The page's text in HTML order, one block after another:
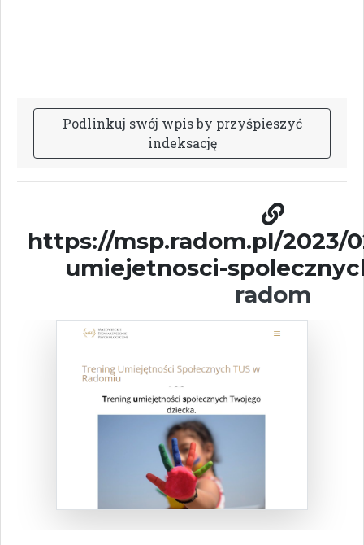
Podlinkuj swój wpisby przyśpieszyć
indeksację
https://msp.radom.pl/2023/
umiejetnosci-
radom